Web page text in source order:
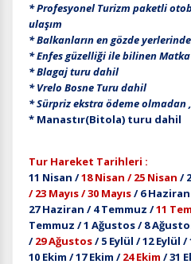
* Profesyonel Turizm paketli
ulaşım
* Balkanların en gözde
* Enfes güzelliği ile bilinen
* Blagaj turu dahil
* Vrelo Bosne Turu dahil
* Sürpriz ekstra ödeme olmadan
* Manastır(Bitola) turu dahil
Tur Hareket Tarihleri :
11 Nisan /18 Nisan / 25 Nisan /
/ 23 Mayıs / 30 Mayıs/ 6
27 Haziran / 4 Temmuz /11
Temmuz / 1 Ağustos / 8
/29 Ağustos/ 5 Eylül / 12 Eylül /
10 Ekim / 17 Ekim /24 Ekim / 31